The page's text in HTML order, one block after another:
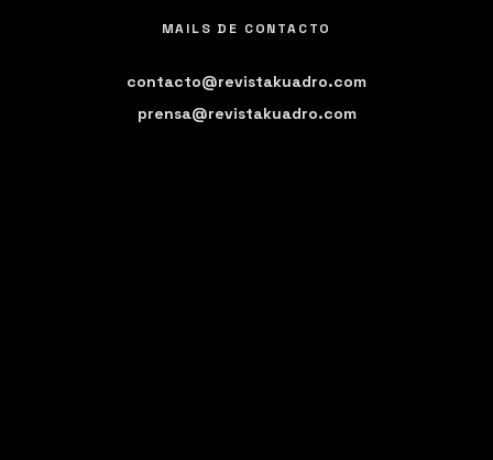
MAILS DE CONTACTO
contacto@revistakuadro.com
prensa@revistakuadro.com